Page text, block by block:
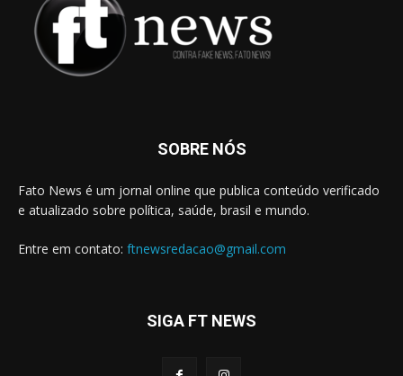
SOBRE NÓS
Fato News é um jornal online que publica conteúdo verificado
e atualizado sobre política, saúde, brasil e mundo.
Entre em contato: ftnewsredacao@gmail.com
SIGA FT NEWS